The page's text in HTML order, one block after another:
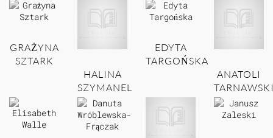
GRAŻYNA
SZTARK
HALINA
SZYMANEL
EDYTA
TARGOŃSKA
ANATOLI